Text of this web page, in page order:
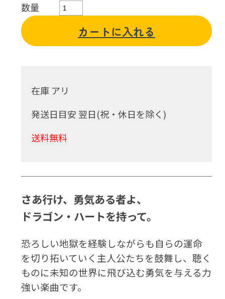
数量
カートに入れる
在庫 アリ
発送日目安 翌日(祝・休日を除く)
送料無料
さあ行け、勇気ある者よ、
ドラゴン・ハートを持って。
恐ろしい地獄を経験しながらも自らの運命
を切り拓いていく主人公たちを鼓舞し、聴く
ものに未知の世界に飛び込む勇気を与える力
強い楽曲です。